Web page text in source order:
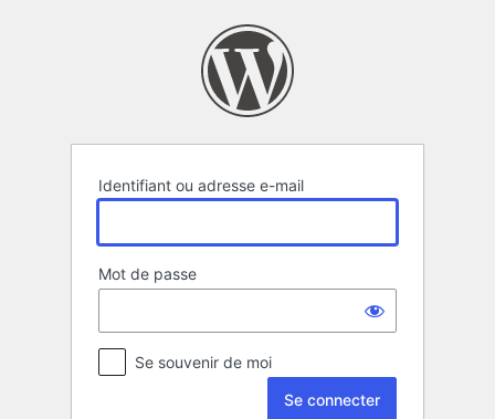
Identifiant ou adresse e-mail
Mot de passe
Se souvenir de moi